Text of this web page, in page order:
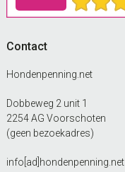
Contact
Hondenpenning.net
Dobbeweg 2 unit 1
2254 AG Voorschoten
(geen bezoekadres)
info[ad]hondenpenning.net